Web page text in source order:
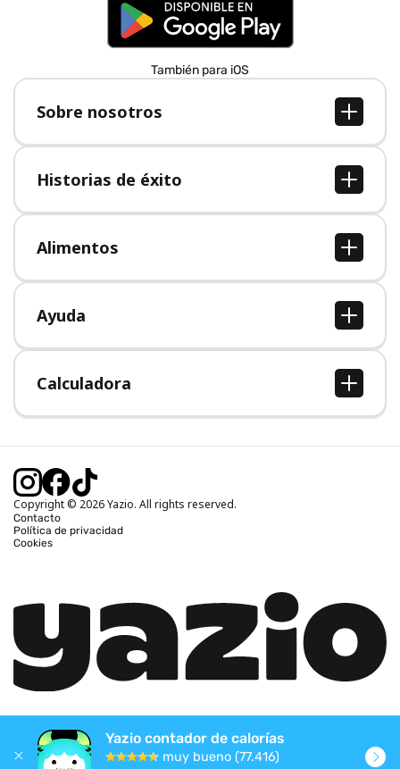
También para iOS
Sobre nosotros
Sobre nosotros
Empleo
Prensa
Historias de éxito
Todas las historias de éxito
Alimentos
Todos los alimentos
Ayuda
Centro de ayuda
Calculadora
Calcular IMC
Calcular peso ideal
Calcular calorías quemadas
Copyright © 2026 Yazio. All rights reserved.
Contacto
Política de privacidad
Cookies
Yazio contador de calorías
muy bueno (77.416)